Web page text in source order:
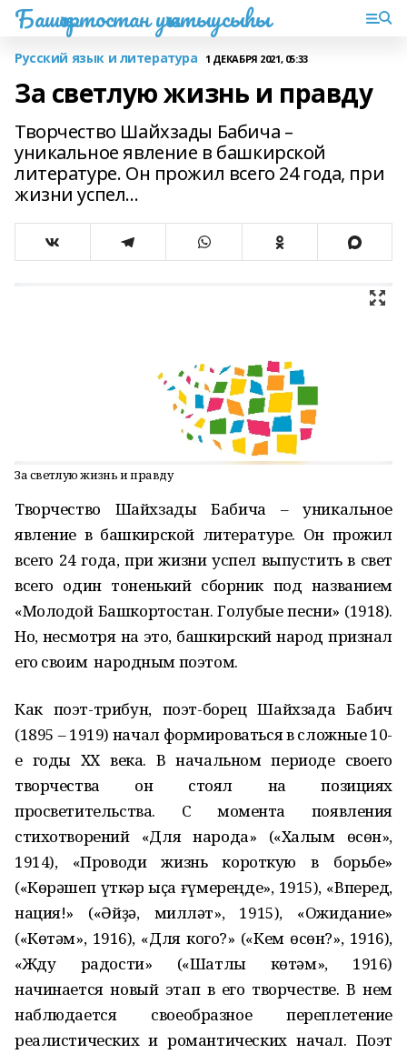
Башҡортостан уҡытыусыһы
Русский язык и литература 1 ДЕКАБРЯ 2021, 05:33
За светлую жизнь и правду
Творчество Шайхзады Бабича –
уникальное явление в башкирской
литературе. Он прожил всего 24 года, при
жизни успел...
За светлую жизнь и правду
Творчество Шайхзады Бабича – уникальное
явление в башкирской литературе. Он прожил
всего 24 года, при жизни успел выпустить в свет
всего один тоненький сборник под названием
«Молодой Башкортостан. Голубые песни» (1918).
Но, несмотря на это, башкирский народ признал
его своим народным поэтом.
Как поэт-трибун, поэт-борец Шайхзада Бабич
(1895 – 1919) начал формироваться в сложные 10-
е годы ХХ века. В начальном периоде своего
творчества он стоял на позициях
просветительства. С момента появления
стихотворений «Для народа» («Халҡым өсөн»,
1914), «Проводи жизнь короткую в борьбе»
(«Көрәшеп үткәр ҡыҫҡа ғүмереңде», 1915), «Вперед,
нация!» («Әйҙә, милләт», 1915), «Ожидание»
(«Көтәм», 1916), «Для кого?» («Кем өсөн?», 1916),
«Жду радости» («Шатлыҡ көтәм», 1916)
начинается новый этап в его творчестве. В нем
наблюдается своеобразное переплетение
реалистических и романтических начал. Поэт